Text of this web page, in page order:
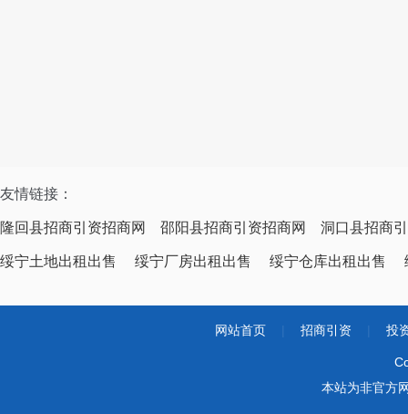
友情链接：
隆回县招商引资招商网 邵阳县招商引资招商网 洞口县招商
绥宁土地出租出售 绥宁厂房出租出售 绥宁仓库出租出售
网站首页 招商引资 投
本站为非官方